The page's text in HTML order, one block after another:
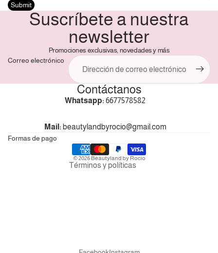
Submit
Suscríbete a nuestra
newsletter
Promociones exclusivas, novedades y más
Correo electrónico
Contáctanos
Whatsapp: 6677578582
Mail: beautylandbyrocio@gmail.com
Formas de pago
© 2026 Beautyland by Rocio
Términos y políticas
Política de reembolso
Política de privacidad
Información de contacto